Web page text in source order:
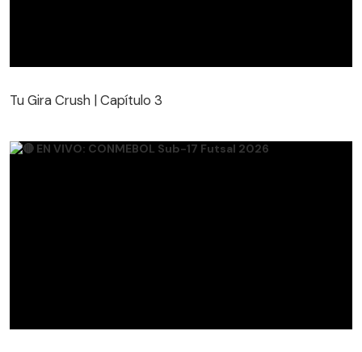
Tu Gira Crush | Capítulo 3